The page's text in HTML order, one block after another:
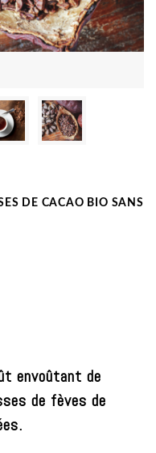
DE CACAO BIO SANS
envoûtant de
de fèves de